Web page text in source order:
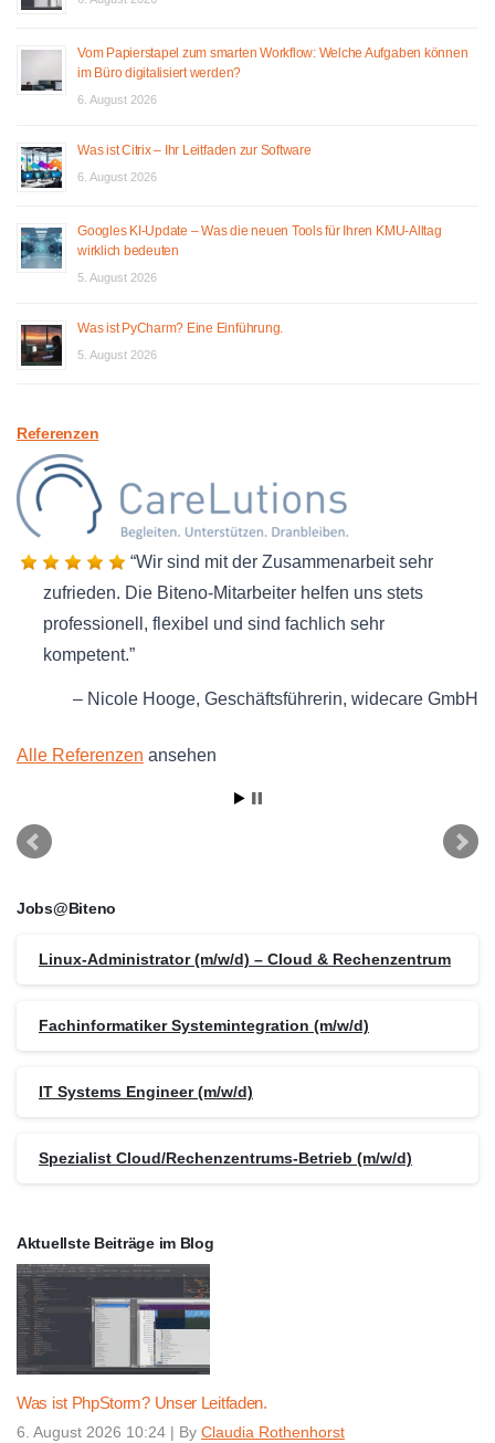
Vom Papierstapel zum smarten Workflow: Welche Aufgaben können
im Büro digitalisiert werden?
6. August 2026
Was ist Citrix – Ihr Leitfaden zur Software
6. August 2026
Googles KI-Update – Was die neuen Tools für Ihren KMU-Alltag
wirklich bedeuten
5. August 2026
Was ist PyCharm? Eine Einführung.
5. August 2026
Referenzen
Wir sind mit der Zusammenarbeit sehr
zufrieden. Die Biteno-Mitarbeiter helfen uns stets
professionell, flexibel und sind fachlich sehr
kompetent.
Nicole Hooge Geschäftsführerin widecare GmbH
Alle Referenzen ansehen
Jobs@Biteno
Linux-Administrator (m/w/d) – Cloud & Rechenzentrum
Fachinformatiker Systemintegration (m/w/d)
IT Systems Engineer (m/w/d)
Spezialist Cloud/Rechenzentrums-Betrieb (m/w/d)
Aktuellste Beiträge im Blog
Was ist PhpStorm? Unser Leitfaden.
6. August 2026 10:24 | By Claudia Rothenhorst